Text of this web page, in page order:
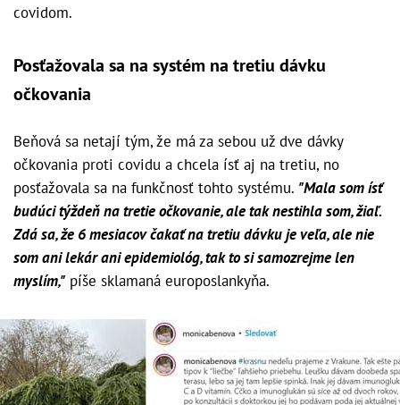
covidom.
Posťažovala sa na systém na tretiu dávku
očkovania
Beňová sa netají tým, že má za sebou už dve dávky
očkovania proti covidu a chcela ísť aj na tretiu, no
posťažovala sa na funkčnosť tohto systému. "Mala som ísť
budúci týždeň na tretie očkovanie, ale tak nestihla som, žiaľ.
Zdá sa, že 6 mesiacov čakať na tretiu dávku je veľa, ale nie
som ani lekár ani epidemiológ, tak to si samozrejme len
myslím," píše sklamaná europoslankyňa.